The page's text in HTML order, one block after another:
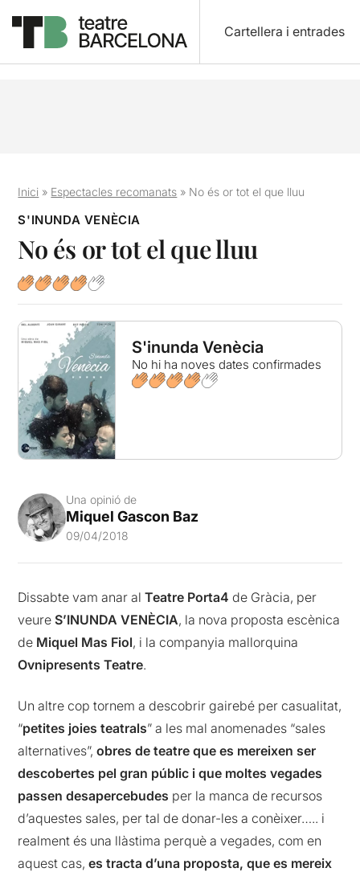
Cartellera i entrades
Inici » Espectacles recomanats » No és or tot el que lluu
S'INUNDA VENÈCIA
No és or tot el que lluu
S'inunda Venècia
No hi ha noves dates confirmades
Una opinió de
Miquel Gascon Baz
09/04/2018
Dissabte vam anar alTeatre Porta4de Gràcia, per
veureS’INUNDA VENÈCIA, la nova proposta escènica
de Miquel Mas Fiol, i la companyia mallorquina
Ovnipresents Teatre.
Un altre cop tornem a descobrir gairebé per casualitat,
“petites joies teatrals” a les mal anomenades “sales
alternatives”,obres de teatre que es mereixen ser
descobertes pel gran públic i que moltes vegades
passen desapercebudes per la manca de recursos
d’aquestes sales, per tal de donar-les a conèixer….. i
realment és una llàstima perquè a vegades, com en
aquest cas,es tracta d’una proposta, que es mereix